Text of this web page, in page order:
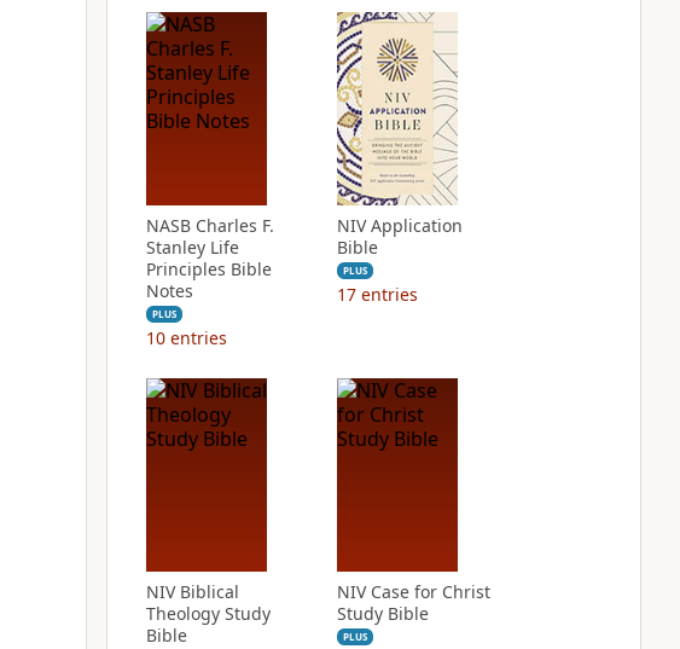
NASB Charles F.
Stanley Life
Principles Bible
Notes
PLUS
10 entries
NIV Application
Bible
PLUS
17 entries
NIV Biblical
Theology Study
Bible
NIV Case for Christ
Study Bible
PLUS